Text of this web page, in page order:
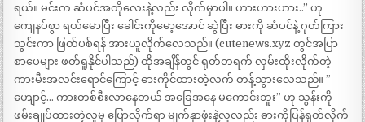
ရယ်။ မင်းက ဆံပင်အတိုလေးနဲ့လည်း လိုက်မှာပါ။ ဟားဟားဟား..” ဟု
ကျေနပ်စွာ ရယ်မောပြီး ခေါင်းကိုမော့အောင် ဆွဲပြီး ဓားကို ဆံပင်နဲ့ ဂုတ်ကြား
သွင်းကာ ဖြတ်ပစ်ရန် အားယူလိုက်လေသည်။ (cutenews.xyz တွင်အပြာ
စာပေများ ဖတ်ရူနိုင်ပါသည်) ထိုအချိန်တွင် ရုတ်တရက် လှမ်းထိုးလိုက်တဲ့
ကားမီးအလင်းရောင်ကြောင့် ဓားကိုင်ထားတဲ့လက် တန့်သွားလေသည်။ ”
ဟျောင့်… ကားတစ်စီးလာနေတယ် အခြေအနေ မကောင်းဘူး” ဟု သွန်းကို
ဖမ်းချုပ်ထားတဲ့လူမှ ပြောလိုက်ရာ မျက်နှာဖုံးနဲ့လူလည်း ဓားကိုပြန်ရုတ်လိုက်